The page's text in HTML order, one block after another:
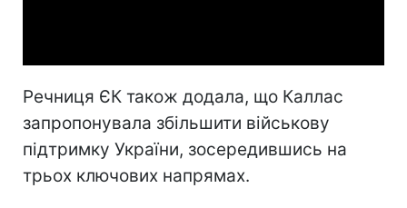
Речниця ЄК також додала, що Каллас
запропонувала збільшити військову
підтримку України, зосередившись на
трьох ключових напрямах.